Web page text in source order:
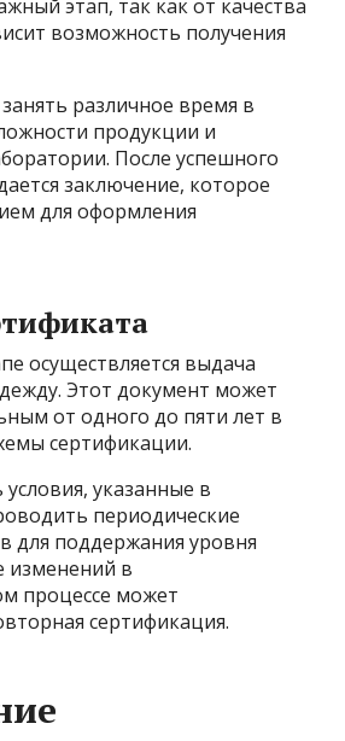
этап, так как от качества
возможность получения
различное время в
продукции и
После успешного
заключение, которое
для оформления
осуществляется выдача
Этот документ может
от одного до пяти лет в
сертификации.
указанные в
периодические
для поддержания уровня
изменений в
процессе может
сертификация.